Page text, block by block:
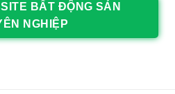
BẤT ĐỘNG SẢN
NGHIỆP